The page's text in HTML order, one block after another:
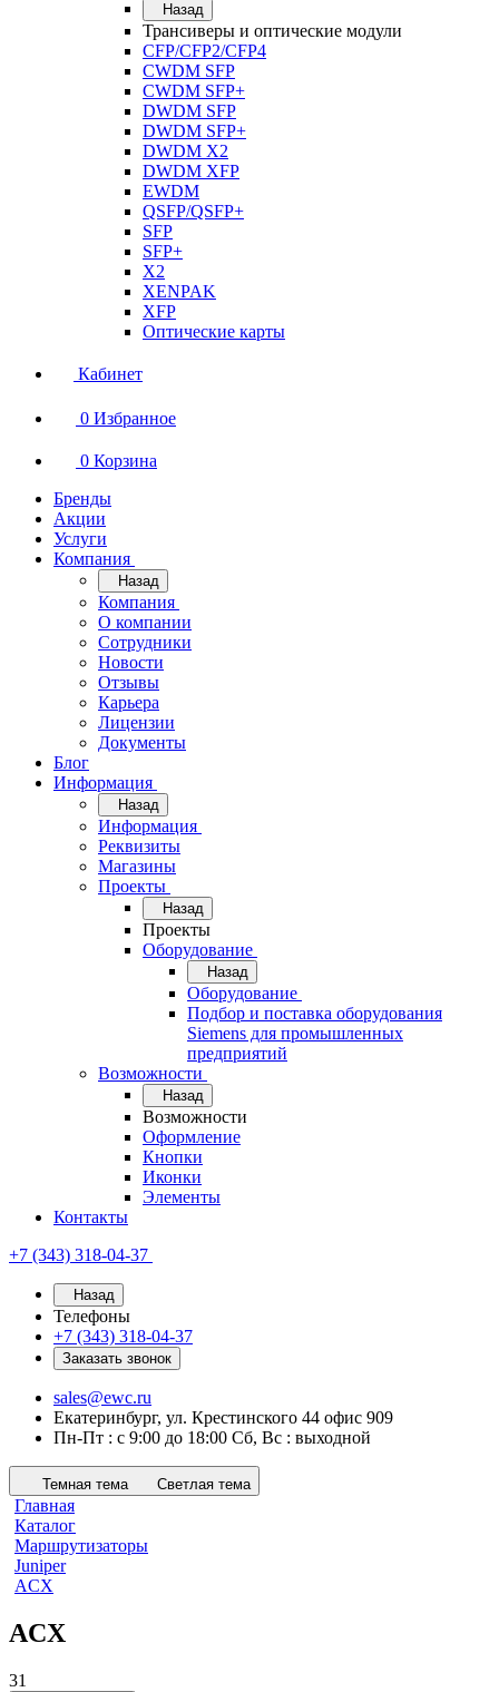
Назад
Трансиверы и оптические модули
CFP/CFP2/CFP4
CWDM SFP
CWDM SFP+
DWDM SFP
DWDM SFP+
DWDM X2
DWDM XFP
EWDM
QSFP/QSFP+
SFP
SFP+
X2
XENPAK
XFP
Оптические карты
Кабинет
0 Избранное
0 Корзина
Бренды
Акции
Услуги
Компания
Назад
Компания
О компании
Сотрудники
Новости
Отзывы
Карьера
Лицензии
Документы
Блог
Информация
Назад
Информация
Реквизиты
Магазины
Проекты
Назад
Проекты
Оборудование
Назад
Оборудование
Подбор и поставка оборудования
Siemens для промышленных
предприятий
Возможности
Назад
Возможности
Оформление
Кнопки
Иконки
Элементы
Контакты
+7 (343) 318-04-37
Назад
Телефоны
+7 (343) 318-04-37
Заказать звонок
sales@ewc.ru
Екатеринбург, ул. Крестинского 44 офис 909
Пн-Пт : с 9:00 до 18:00 Сб, Вс : выходной
Темная тема Светлая тема
Главная
Каталог
Маршрутизаторы
Juniper
ACX
ACX
31